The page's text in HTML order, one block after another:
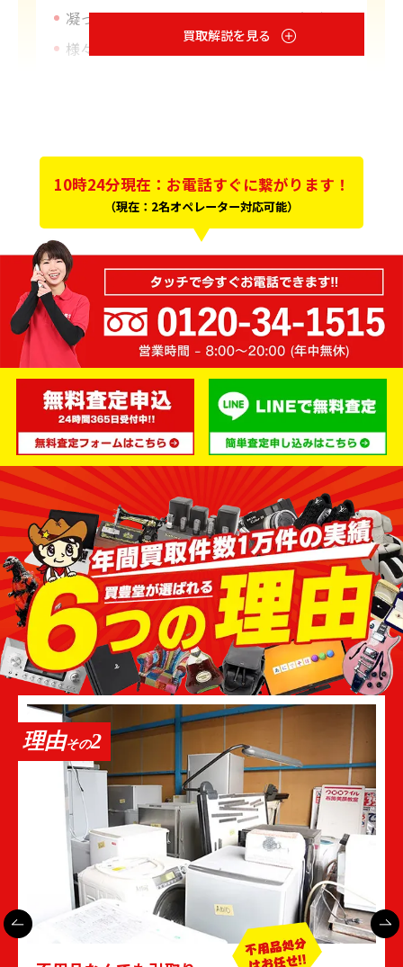
凝ったデザイン・ディティール
大型
様々な素材の利用
わせて作るインテリアは他には真似できないような
ものとなることもしばしばです。
家具の種類
高級家具には様々な種類があります。
ソファ
リビングテーブル
ダイニングセット
チェア
収納
照明器具
高級家具に使用される木材
また、高級家具は次のような木材を用いて作られる
ことが多いです。
ウォールナット
チーク
マホガニー
これらは世界三大銘木とも呼ばれており、木目の美
しさから高級家具への利用が多くなっています。天
然木を切り出したまま使う無垢材も高級家具の素材
として有名でしょう。無垢材は加工に手間がかか
り、1本の樹木からとれる量も少なくなります。一
方で自然の趣と木目の美しさは集成材とは異なり、
人気なのです。
不用になった高級家具は早めの買取査定を
このように高級家具は個性的なデザインおよび素材
買取解説を見る
10時24分現在：お電話すぐに繋がります！
（現在：2名オペレーター対応可能）
理由その2